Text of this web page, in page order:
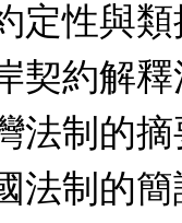
定性與
契約解
法制的摘
法制的簡